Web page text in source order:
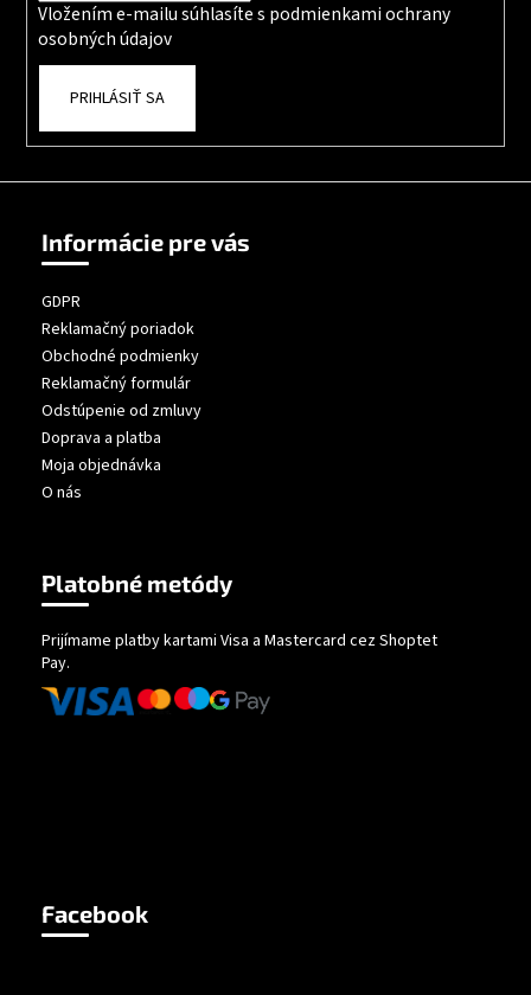
Vložením e-mailu súhlasíte s podmienkami ochrany
osobných údajov
PRIHLÁSIŤ SA
Informácie pre vás
GDPR
Reklamačný poriadok
Obchodné podmienky
Reklamačný formulár
Odstúpenie od zmluvy
Doprava a platba
Moja objednávka
O nás
Platobné metódy
Prijímame platby kartami Visa a Mastercard cez Shoptet
Pay.
Facebook